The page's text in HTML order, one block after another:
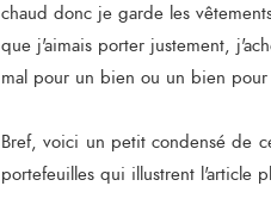
chaud donc je garde les
que j'aimais porter justement,
mal pour un bien ou un bien
Bref, voici un petit condensé de
portefeuilles qui illustrent l'article